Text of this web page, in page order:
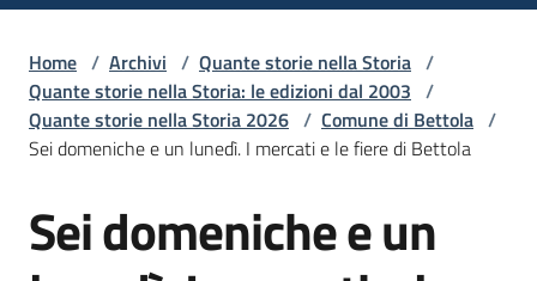
Argomenti
Home / Archivi / Quante storie nella Storia /
Quante storie nella Storia: le edizioni dal 2003 /
Quante storie nella Storia 2026 / Comune di Bettola /
Sei domeniche e un lunedì. I mercati e le fiere di Bettola
Salta al contenuto
Sei domeniche e un